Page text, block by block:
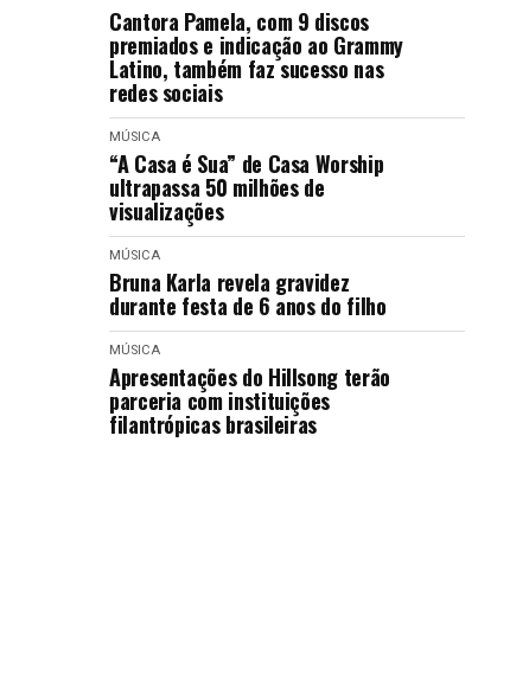
Cantora Pamela, com 9 discos
premiados e indicação ao Grammy
Latino, também faz sucesso nas
redes sociais
MÚSICA
“A Casa é Sua” de Casa Worship
ultrapassa 50 milhões de
visualizações
MÚSICA
Bruna Karla revela gravidez
durante festa de 6 anos do filho
MÚSICA
Apresentações do Hillsong terão
parceria com instituições
filantrópicas brasileiras